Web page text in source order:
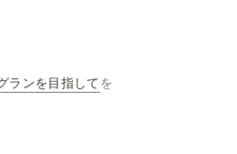
ランを目指してを